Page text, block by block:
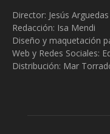
Director: Jesús
Redacción: Isa Mendi
Diseño y maquetación
Web y Redes Sociales:
Distribución: Mar